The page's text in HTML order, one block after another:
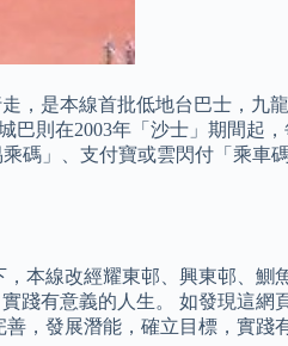
，是本線首批低地台巴士，九
巴則在2003年「沙士」期間起
碼」、支付寶或雲閃付「乘車
本線改經耀東邨、興東邨、鰂
踐有意義的人生。 如發現這網
，發展潛能，確立目標，實踐